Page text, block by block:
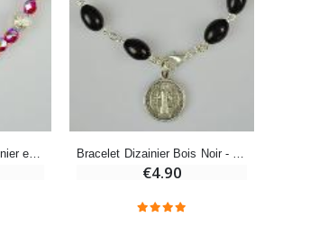
Bonbons Pastilles Menthe à l'Eau de Lourdes - 130g
€7.90
€5.50 €4.95
Bracelet Religieux Dizainier en Perles Strass & Cristal Rouge
€4.90